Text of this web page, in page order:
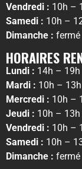
Vendredi : 10h –
Samedi : 10h –
Dimanche : fermé
HORAIRES
Lundi : 14h – 19h
Mardi : 10h –
Mercredi : 10h –
Jeudi : 10h –
Vendredi : 10h –
Samedi : 10h –
Dimanche : fermé